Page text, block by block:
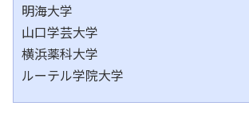
明海大学
山口学芸大学
横浜薬科大学
ルーテル学院大学